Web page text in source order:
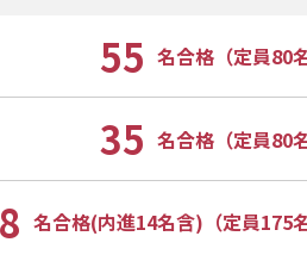
55 名合格（定員80
35 名合格（定員80
名合格(内進14名含)（定員175